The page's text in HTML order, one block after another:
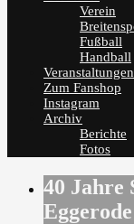
Verein
Fußball
Handball
Veranstaltungen
Zum Fanshop
Instagram
Archiv
Berichte
Fotos
40 Jahre
Eggerode